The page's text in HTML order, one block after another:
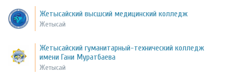
Жетысайский высшсий медицинский колледж
Жетысай
Жетысайский гуманитарный-технический колледж
имени Гани Муратбаева
Жетысай